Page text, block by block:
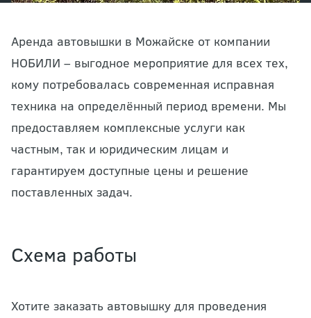
Аренда автовышки в Можайске от компании
НОБИЛИ – выгодное мероприятие для всех тех,
кому потребовалась современная исправная
техника на определённый период времени. Мы
предоставляем комплексные услуги как
частным, так и юридическим лицам и
гарантируем доступные цены и решение
поставленных задач.
Схема работы
Хотите заказать автовышку для проведения